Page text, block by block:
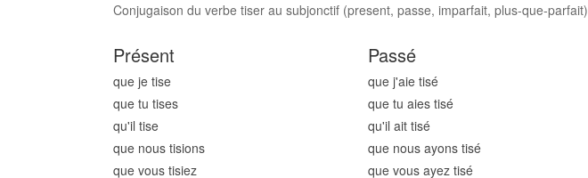
Conjugaison du verbe tiser au subjonctif (present, passe, imparfait, plus-que-parfait)
Présent
que je tise
que tu tises
qu'il tise
que nous tisions
que vous tisiez
Passé
que j'aie tisé
que tu aies tisé
qu'il ait tisé
que nous ayons tisé
que vous ayez tisé